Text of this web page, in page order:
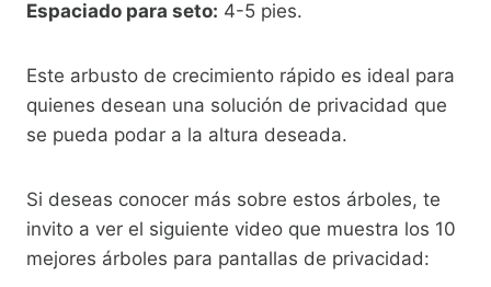
Espaciado para seto: 4-5 pies.
Este arbusto de crecimiento rápido es ideal para
quienes desean una solución de privacidad que
se pueda podar a la altura deseada.
Si deseas conocer más sobre estos árboles, te
invito a ver el siguiente video que muestra los 10
mejores árboles para pantallas de privacidad: